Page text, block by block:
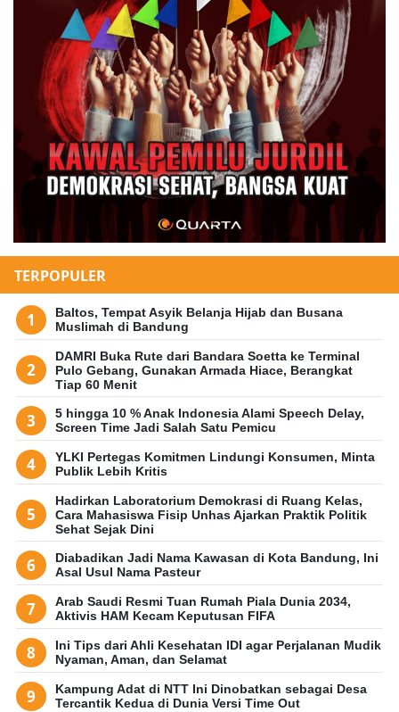
TERPOPULER
Baltos, Tempat Asyik Belanja Hijab dan Busana
Muslimah di Bandung
DAMRI Buka Rute dari Bandara Soetta ke Terminal
Pulo Gebang, Gunakan Armada Hiace, Berangkat
Tiap 60 Menit
5 hingga 10 % Anak Indonesia Alami Speech Delay,
Screen Time Jadi Salah Satu Pemicu
YLKI Pertegas Komitmen Lindungi Konsumen, Minta
Publik Lebih Kritis
Hadirkan Laboratorium Demokrasi di Ruang Kelas,
Cara Mahasiswa Fisip Unhas Ajarkan Praktik Politik
Sehat Sejak Dini
Diabadikan Jadi Nama Kawasan di Kota Bandung, Ini
Asal Usul Nama Pasteur
Arab Saudi Resmi Tuan Rumah Piala Dunia 2034,
Aktivis HAM Kecam Keputusan FIFA
Ini Tips dari Ahli Kesehatan IDI agar Perjalanan Mudik
Nyaman, Aman, dan Selamat
Kampung Adat di NTT Ini Dinobatkan sebagai Desa
Tercantik Kedua di Dunia Versi Time Out